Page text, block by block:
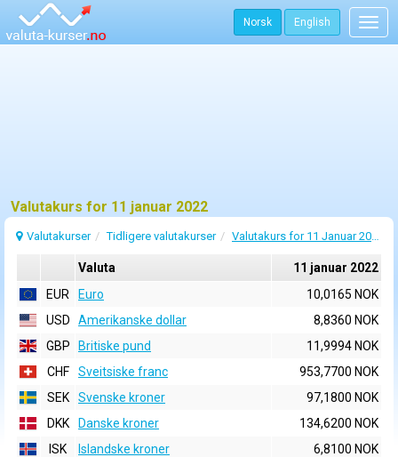
Norsk English
Valutakurs for 11 januar 2022
Valutakurser Tidligere valutakurser Valutakurs for 11 Januar 2022
Valuta
11 januar 2022
EUR
Euro
10,0165 NOK
USD
Amerikanske dollar
8,8360 NOK
GBP
Britiske pund
11,9994 NOK
CHF
Sveitsiske franc
953,7700 NOK
SEK
Svenske kroner
97,1800 NOK
DKK
Danske kroner
134,6200 NOK
ISK
Islandske kroner
6,8100 NOK